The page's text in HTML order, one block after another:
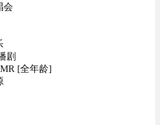
会
剧
[全年龄]